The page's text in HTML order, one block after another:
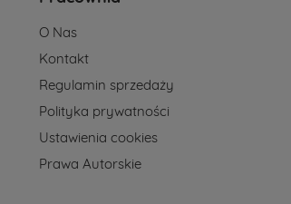
O Nas
Kontakt
Regulamin sprzedaży
Polityka prywatności
Ustawienia cookies
Prawa Autorskie